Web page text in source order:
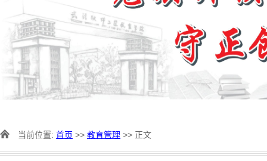
当前位置: 首页 >> 教育管理 >> 正文